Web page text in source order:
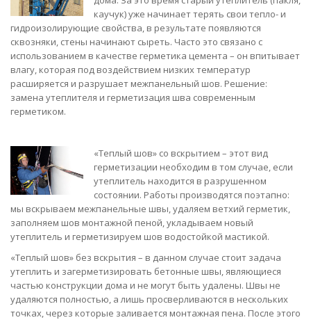
каучук) уже начинает терять свои тепло- и
гидроизолирующие свойства, в результате появляются
сквозняки, стены начинают сыреть. Часто это связано с
использованием в качестве герметика цемента – он впитывает
влагу, которая под воздействием низких температур
расширяется и разрушает межпанельный шов. Решение:
замена утеплителя и герметизация шва современным
герметиком.
«Теплый шов» со вскрытием – этот вид
герметизации необходим в том случае, если
утеплитель находится в разрушенном
состоянии. Работы производятся поэтапно:
мы вскрываем межпанельные швы, удаляем ветхий герметик,
заполняем шов монтажной пеной, укладываем новый
утеплитель и герметизируем шов водостойкой мастикой.
«Теплый шов» без вскрытия – в данном случае стоит задача
утеплить и загерметизировать бетонные швы, являющиеся
частью конструкции дома и не могут быть удалены. Швы не
удаляются полностью, а лишь просверливаются в нескольких
точках, через которые заливается монтажная пена. После этого